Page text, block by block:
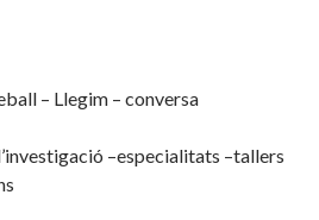
– Llegim – conversa
–especialitats –tallers